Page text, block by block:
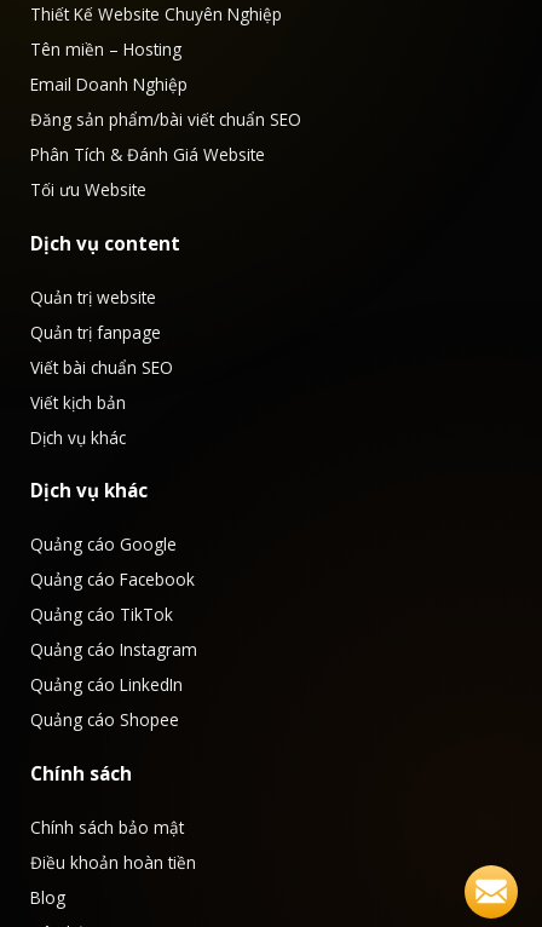
Thiết Kế Website Chuyên Nghiệp
Tên miền – Hosting
Email Doanh Nghiệp
Đăng sản phẩm/bài viết chuẩn SEO
Phân Tích & Đánh Giá Website
Tối ưu Website
Dịch vụ content
Quản trị website
Quản trị fanpage
Viết bài chuẩn SEO
Viết kịch bản
Dịch vụ khác
Dịch vụ khác
Quảng cáo Google
Quảng cáo Facebook
Quảng cáo TikTok
Quảng cáo Instagram
Quảng cáo LinkedIn
Quảng cáo Shopee
Chính sách
Chính sách bảo mật
Điều khoản hoàn tiền
Blog